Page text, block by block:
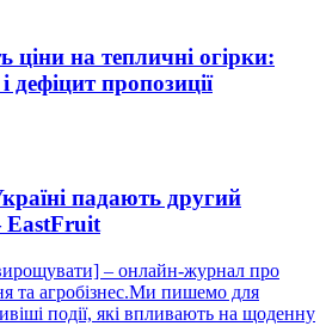
ціни на тепличні огірки:
пропозиції
падають другий
EastFruit